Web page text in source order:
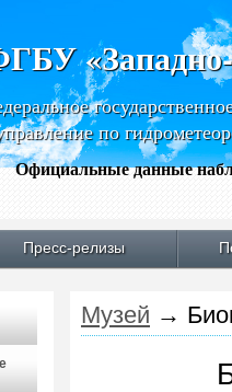
по
Официальные данные
Пресс-релизы
Музей →